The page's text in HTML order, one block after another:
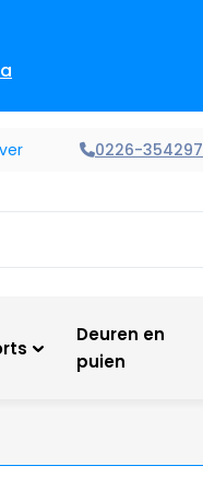
0226-354297
Deuren en
puien